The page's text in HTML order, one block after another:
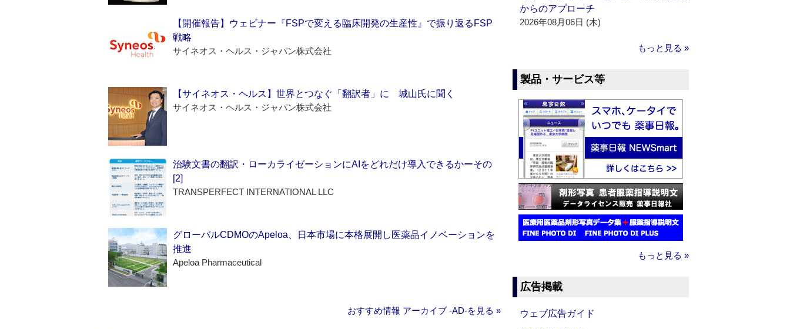
【開催報告】ウェビナー『FSPで変える臨床開発の生産性』で振り返るFSP
戦略
サイネオス・ヘルス・ジャパン株式会社
【サイネオス・ヘルス】世界とつなぐ「翻訳者」に 城山氏に聞く
サイネオス・ヘルス・ジャパン株式会社
治験文書の翻訳・ローカライゼーションにAIをどれだけ導入できるかーその
[2]
TRANSPERFECT INTERNATIONAL LLC
グローバルCDMOのApeloa、日本市場に本格展開し医薬品イノベーションを
推進
Apeloa Pharmaceutical
おすすめ情報 アーカイブ ‐AD‐を見る »
からのアプローチ
2026年08月06日 (木)
もっと見る »
製品・サービス等
もっと見る »
広告掲載
ウェブ広告ガイド